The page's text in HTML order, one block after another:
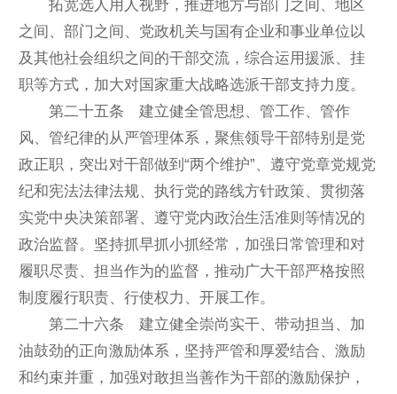
拓宽选人用人视野，推进地方与部门之间、地区
之间、部门之间、党政机关与国有企业和事业单位以
及其他社会组织之间的干部交流，综合运用援派、挂
职等方式，加大对国家重大战略选派干部支持力度。
第二十五条 建立健全管思想、管工作、管作
风、管纪律的从严管理体系，聚焦领导干部特别是党
政正职，突出对干部做到“两个维护”、遵守党章党规党
纪和宪法法律法规、执行党的路线方针政策、贯彻落
实党中央决策部署、遵守党内政治生活准则等情况的
政治监督。坚持抓早抓小抓经常，加强日常管理和对
履职尽责、担当作为的监督，推动广大干部严格按照
制度履行职责、行使权力、开展工作。
第二十六条 建立健全崇尚实干、带动担当、加
油鼓劲的正向激励体系，坚持严管和厚爱结合、激励
和约束并重，加强对敢担当善作为干部的激励保护，